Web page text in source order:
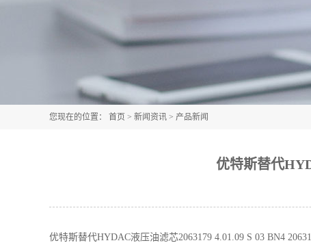
您现在的位置： 首页 > 新闻资讯 > 产品新闻
优特斯替代
优特斯替代HYDAC液压油滤芯2063179 4.01.09 S 03 BN4